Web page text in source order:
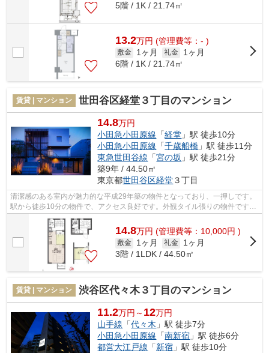
5階 / 1K / 21.74㎡
13.2万円 (管理費等：- )
敷金 1ヶ月 礼金
1ヶ月
6階 / 1K / 21.74㎡
賃貸 | マンション 世田谷区経堂３丁目のマンション
14.8万円
小田急小田原線 「経堂 」駅 徒歩10分
小田急小田原線 「千歳船橋 」駅 徒歩11分
東急世田谷線 「宮の坂 」駅 徒歩21分
築9年 / 44.50㎡
東京都世田谷区経堂３丁目
清潔感のある室内が魅力的な平成29年築の物件となっており、一押しです。
駅から徒歩10分の物件で、アクセス良好です。外観タイル張りの物件です。
様々な場所へのアクセスがしやすくな...
14.8万円 (管理費等：10,000円 )
敷金 1ヶ月 礼金
1ヶ月
3階 / 1LDK / 44.50㎡
賃貸 | マンション 渋谷区代々木３丁目のマンション
11.2万円～ 12万円
山手線 「代々木 」駅 徒歩7分
小田急小田原線 「南新宿 」駅 徒歩6分
都営大江戸線 「新宿 」駅 徒歩10分